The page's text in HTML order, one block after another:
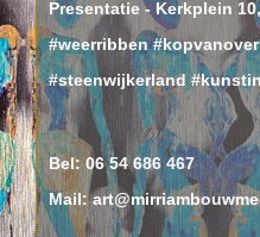
Presentatie - Kerkplein
#weerribben
#steenwijkerland
Bel:06 54 686 467
Mail: